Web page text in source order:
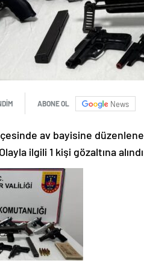
ABONE OL News
av bayisine
ilgili 1 kişi gözaltına